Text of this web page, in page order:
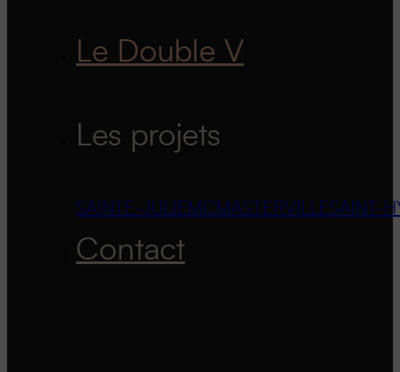
Le Double V
Les projets
SAINTE-JULIE MCMASTERVILLESAINT-
Contact